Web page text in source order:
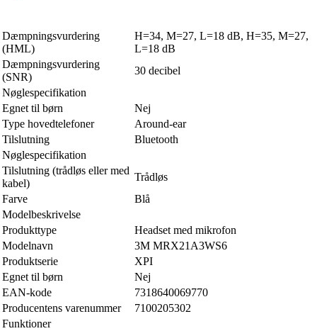
Dæmpningsvurdering
(HML)
H=34, M=27, L=18 dB, H=35, M=27,
L=18 dB
Dæmpningsvurdering
(SNR)
30 decibel
Nøglespecifikation
Egnet til børn
Nej
Type hovedtelefoner
Around-ear
Tilslutning
Bluetooth
Nøglespecifikation
Tilslutning (trådløs eller med
kabel)
Trådløs
Farve
Blå
Modelbeskrivelse
Produkttype
Headset med mikrofon
Modelnavn
3M MRX21A3WS6
Produktserie
XPI
Egnet til børn
Nej
EAN-kode
7318640069770
Producentens varenummer
7100205302
Funktioner